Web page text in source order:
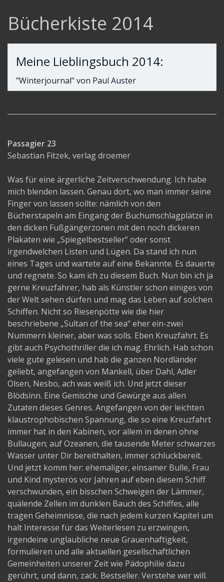
Bücherkiste 2010
Bücherkiste 2012
Bücherkiste 2014
Bücherkiste 2017
Bücherkiste 2018
Bücherkiste 2019
Bücherkiste 2014
Meine Lieblingsbuch 2014:
"Winterjournal" von Paul Auster
Passagier 23
Sebastian Fitzek, verlag droemer
Was für eine ärgerliche Zeitverschwendung. Ich habe
mich blenden lassen. Genau dort, wo man immer seine
Finger von lassen sollte: nämlich von den
Bücherstapeln am Eingang der Buchumschlagplätze in
den dicken Fußgängerzonen mit den noch dickeren
Plakaten wie „Spiegelbestseller“ oder sonst
irgendwelchen Listen und Lügen. Da stand ich nun
eines Tages und wartete auf eine Bekannte. Es dauerte
und regnete. So kam ich zu diesem Buch. Nun bin ich ja
gerne Kreuzfahrer, hab als Künstler schon einiges von
der Welt sehen dürfen und mag das Leben auf solchen
Schiffen. Nicht so Riesenpötte wie die hier
beschriebene „Sultan of the sea“ eher ein-zwei
Nummern kleiner, aber was solls. Eben Kreuzfahrt. Es
gibt auch Psychothriller die ich mag. Ehrlich. Hab schon
viele gute gelesen und hab die ganzen Nordländer
geliebt, angefangen von Mankell, über Dahl, Adler
Olsen, Nesbo, ach was weiß ich. Und jetzt dieser
Blödsinn. Eine Gemische und Gewürge aus allen
Zutaten dieses Genres. Angefangen von der leichten
klaustrophobischen Spannung, die so eine Kreuzfahrt
immer hat in den Kabinen, vor allem in denen ohne
Bullaugen; auf Ozeanen, die tausende Meter schwarzes
Wasser unter Dir bereithalten, immer schluckbereit.
Und jetzt komm her: ehemaliger, einsamer Bulle, Frau
und Kind mysterös vor Jahren auf eben diesem Schiff
verschwunden, ein bisschen Schweigen der Lämmer,
quälende Zellen im dunklen Bauch des Schiffes, alle
tragen Geheimnisse, die nach jedem kurzen Kapitel um
halt Interesse für das Weiterlesen zu erzwingen,
irgendeine unglaubliche neue Grauenhaftigkeit,
formulieren und alle aktuellen gesellschaftlichen
Gemeinheiten unserer Zeit wie Pädophilie dazu
gerührt, und dann, zack. Bestseller. Verstehe wer will.